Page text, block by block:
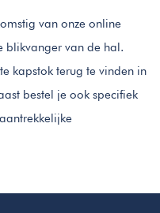
van onze online
blikvanger van de hal.
kapstok terug te vinden in
bestel je ook specifiek